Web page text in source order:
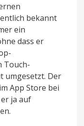
bekannt
ein
dass er
Touch-
umgesetzt. Der
App Store bei
ja auf